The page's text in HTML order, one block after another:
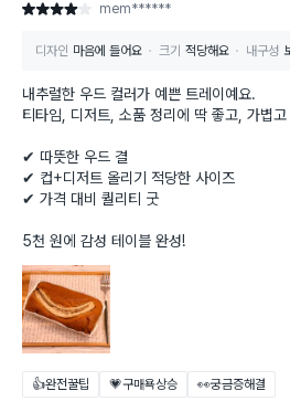
별점 4점 mem******
디자인 마음에 들어요 크기 적당해요 내구성
내추럴한 우드 컬러가 예쁜 트레이예요.
티타임, 디저트, 소품 정리에 딱 좋고, 가볍
✔ 따뜻한 우드 결
✔ 컵+디저트 올리기 적당한 사이즈
✔ 가격 대비 퀄리티 굿
5천 원에 감성 테이블 완성!
👍완전꿀팁 💗구매욕상승 👀궁금증해결